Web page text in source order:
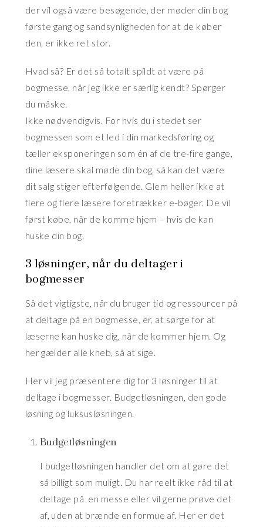
der vil også være besøgende, der møder din bog
første gang og sandsynligheden for at de køber
den, er ikke ret stor.
Hvad så? Er det så totalt spildt at være på
bogmesse, når jeg ikke er særlig kendt? Spørger
du måske.
Ikke nødvendigvis. For hvis du i stedet ser
bogmessen som et led i din markedsføring og
tæller eksponeringen som én af de tre-fire gange,
dine læsere skal møde din bog, så kan det være
dit salg stiger efterfølgende. Glem heller ikke at
flere og flere læsere foretrækker e-bøger. De vil
først købe, når de komme hjem – hvis de kan
huske din bog.
3 løsninger, når du deltager i
bogmesser
Så det vigtigste, når du bruger tid og ressourcer på
at deltage på en bogmesse, er, at sørge for at
læserne kan huske dig, når de kommer hjem. Og
her gælder alle kneb, så at sige.
Her vil jeg præsentere dig for 3 løsninger til at
deltage i bogmesser. Budgetløsningen, den gode
løsning og luksusløsningen.
Budgetløsningen
I budgetløsningen handler det om at gøre det
så billigt som muligt. Du har reelt ikke råd til at
deltage på en messe eller vil gerne prøve det
af, uden at brænde en formue af. Her er det